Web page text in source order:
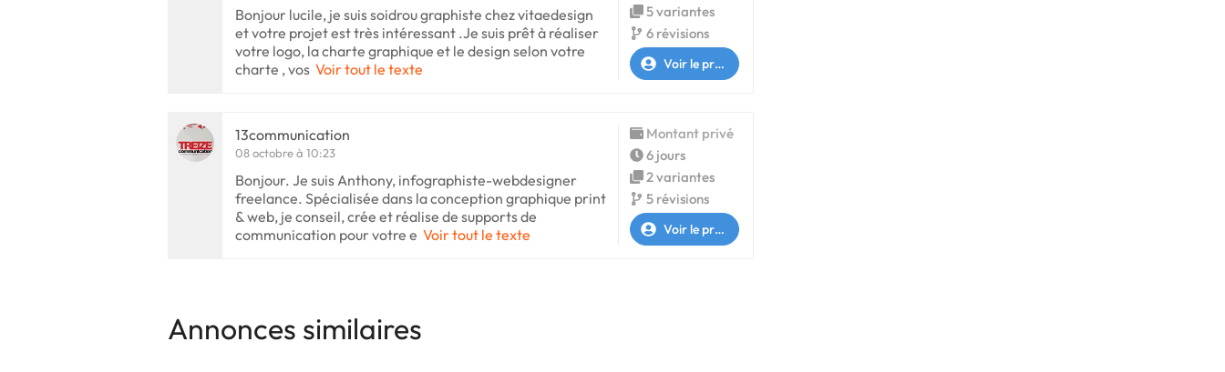
Bonjour lucile, je suis soidrou graphiste chez vitaedesign
et votre projet est très intéressant .Je suis prêt à réaliser
votre logo, la charte graphique et le design selon votre
charte , vos Voir tout le texte
5 variantes
6 révisions
Voir le profil
13communication
08 octobre à 10:23
Bonjour. Je suis Anthony, infographiste-webdesigner
freelance. Spécialisée dans la conception graphique print
& web, je conseil, crée et réalise de supports de
communication pour votre e Voir tout le texte
Montant privé
6 jours
2 variantes
5 révisions
Voir le profil
Annonces similaires